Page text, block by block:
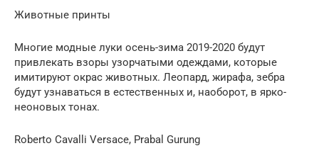
Животные принты
Многие модные луки осень-зима 2019-2020 будут
привлекать взоры узорчатыми одеждами, которые
имитируют окрас животных. Леопард, жирафа, зебра
будут узнаваться в естественных и, наоборот, в ярко-
неоновых тонах.
Roberto Cavalli Versace, Prabal Gurung